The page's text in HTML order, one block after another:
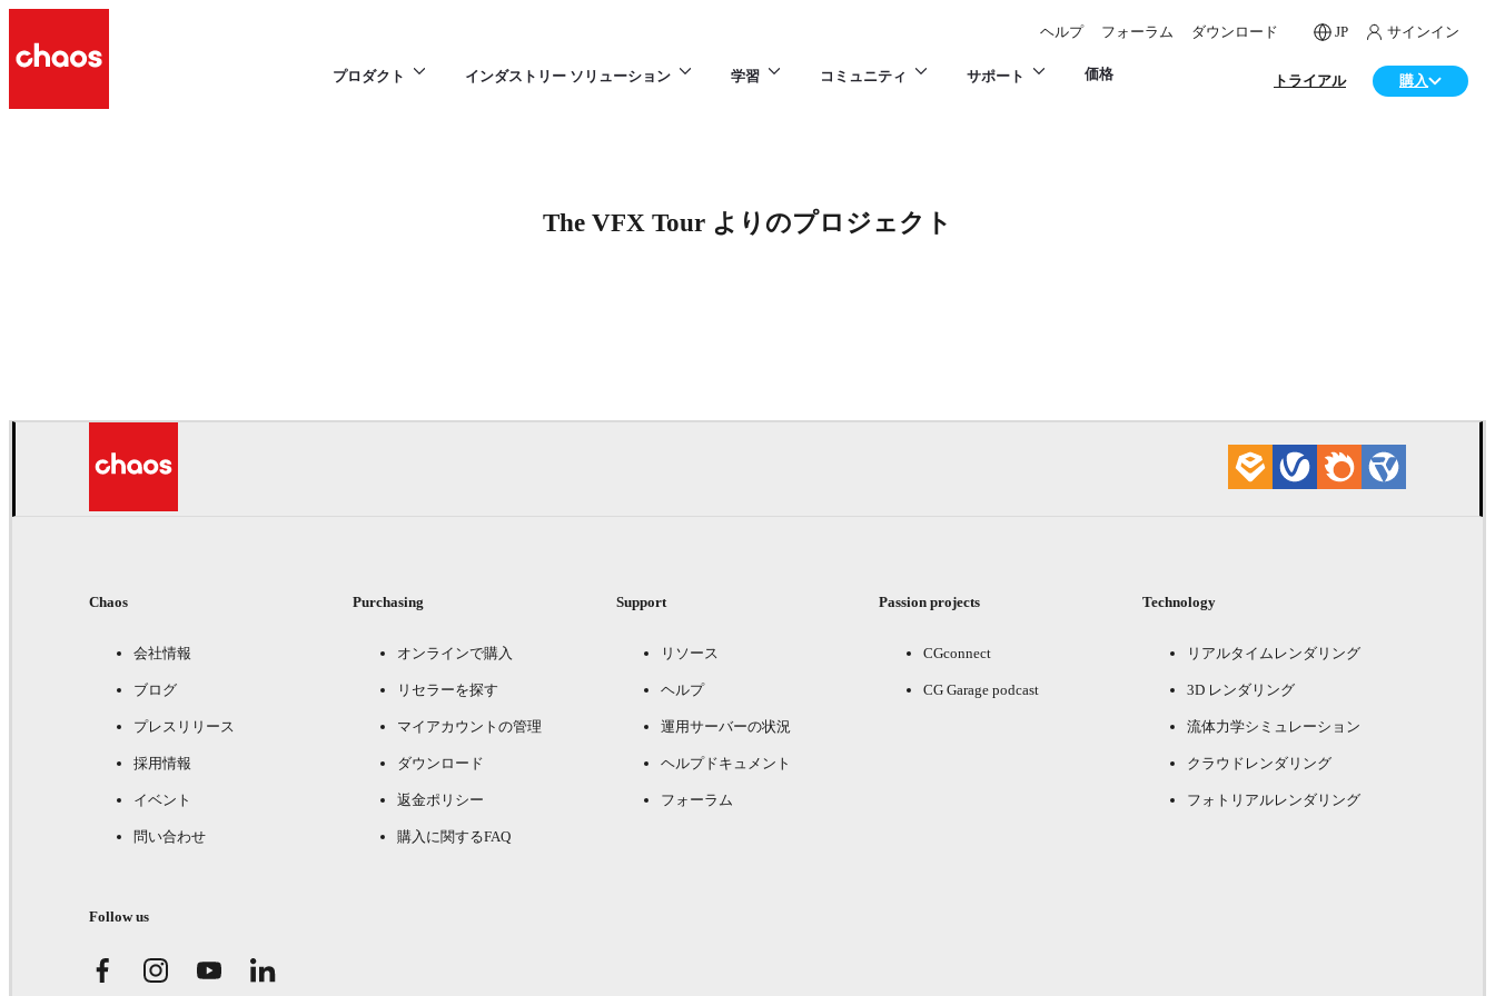
ヘルプ フォーラム ダウンロード JP サインイン
プロダクト インダストリー ソリューション 学習 コミュニティ サポート 価格 トライアル 購入
The VFX Tour よりのプロジェクト
Chaos
会社情報
ブログ
プレスリリース
採用情報
イベント
問い合わせ
Purchasing
オンラインで購入
リセラーを探す
マイアカウントの管理
ダウンロード
返金ポリシー
購入に関するFAQ
Support
リソース
ヘルプ
運用サーバーの状況
ヘルプドキュメント
フォーラム
Passion projects
CGconnect
CG Garage podcast
Technology
リアルタイムレンダリング
3D レンダリング
流体力学シミュレーション
クラウドレンダリング
フォトリアルレンダリング
Follow us